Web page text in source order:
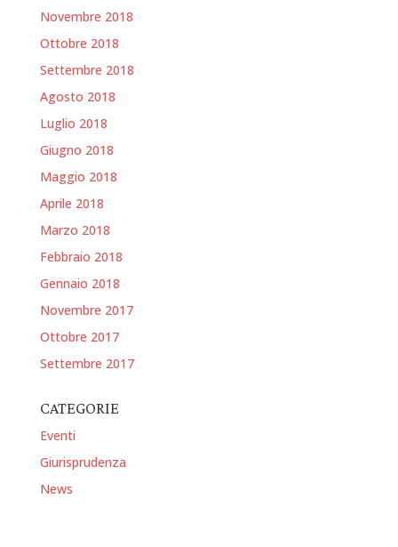
Novembre 2018
Ottobre 2018
Settembre 2018
Agosto 2018
Luglio 2018
Giugno 2018
Maggio 2018
Aprile 2018
Marzo 2018
Febbraio 2018
Gennaio 2018
Novembre 2017
Ottobre 2017
Settembre 2017
CATEGORIE
Eventi
Giurisprudenza
News